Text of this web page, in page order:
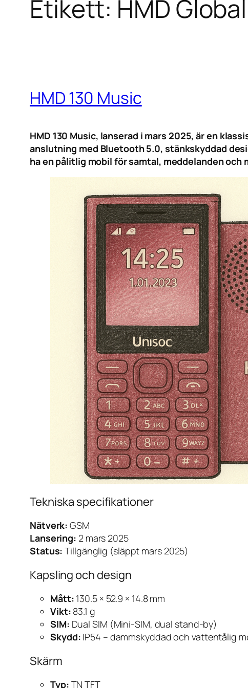
Etikett: HMD Global
HMD 130 Music
HMD 130 Music, lanserad i mars 2025, är en
anslutning med Bluetooth 5.0, stänkskyddad
ha en pålitlig mobil för samtal, meddelanden
Tekniska specifikationer
Nätverk: GSM
Lansering: 2 mars 2025
Status: Tillgänglig (släppt mars 2025)
Kapsling och design
Mått: 130.5 × 52.9 × 14.8 mm
Vikt: 83.1 g
SIM: Dual SIM (Mini-SIM, dual stand-by)
Skydd: IP54 – dammskyddad och vattentålig
Skärm
Typ: TN TFT